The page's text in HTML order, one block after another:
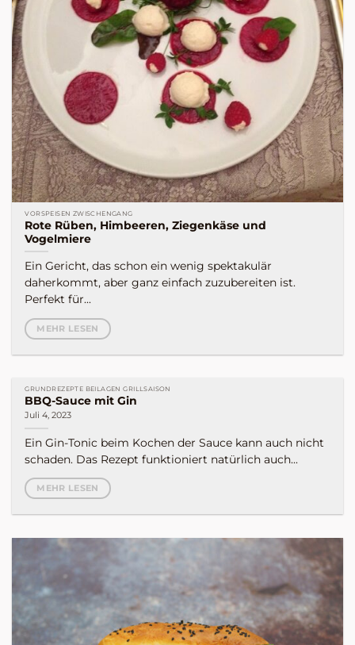
VORSPEISEN ZWISCHENGANG
Rote Rüben, Himbeeren, Ziegenkäse und
Vogelmiere
Ein Gericht, das schon ein wenig spektakulär
daherkommt, aber ganz einfach zuzubereiten ist.
Perfekt für...
MEHR LESEN
GRUNDREZEPTE BEILAGEN GRILLSAISON
BBQ-Sauce mit Gin
Juli 4, 2023
Ein Gin-Tonic beim Kochen der Sauce kann auch nicht
schaden. Das Rezept funktioniert natürlich auch...
MEHR LESEN